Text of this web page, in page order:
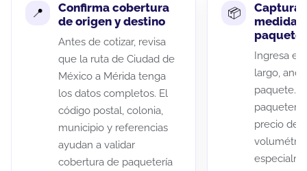
Confirma cobertura
de origen y destino
Antes de cotizar, revisa
que la ruta de Ciudad de
México a Mérida tenga
los datos completos. El
código postal, colonia,
municipio y referencias
ayudan a validar
cobertura de paquetería
Captura
medidas
paquete
Ingresa el
largo,
paquete.
precio de